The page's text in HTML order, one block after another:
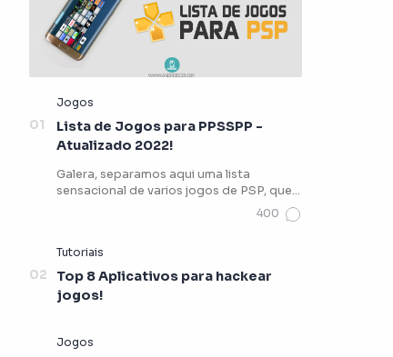
Lista de Jogos para PPSSPP -
Atualizado 2022!
Galera, separamos aqui uma lista
sensacional de varios jogos de PSP, que
Top 8 Aplicativos para hackear
jogos!